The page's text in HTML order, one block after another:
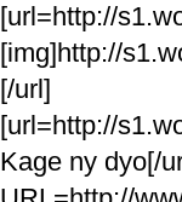
[url=http://
[img]http://
[/url]
[url=http://
Kage ny dyo[/